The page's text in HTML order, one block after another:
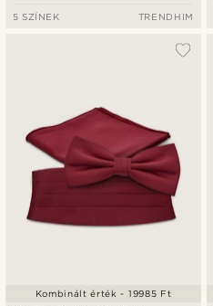
5 SZÍNEK TRENDHIM
Kombinált érték - 19985 Ft